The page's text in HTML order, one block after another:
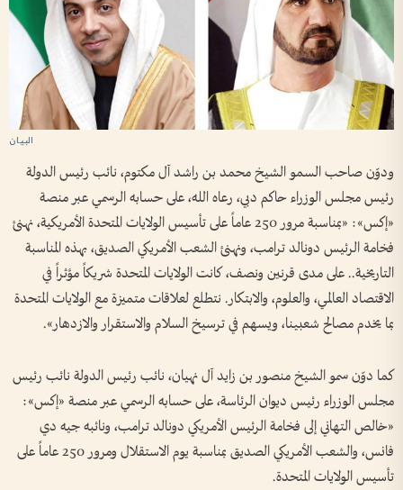
ودوّن صاحب السمو الشيخ محمد بن راشد آل مكتوم، نائب رئيس الدولة
رئيس مجلس الوزراء حاكم دبي، رعاه الله، على حسابه الرسمي عبر منصة
«إكس»: «بمناسبة مرور 250 عاماً على تأسيس الولايات المتحدة الأمريكية، نهنئ
فخامة الرئيس دونالد ترامب، ونهنئ الشعب الأمريكي الصديق، بهذه المناسبة
التاريخية.. على مدى قرنين ونصف، كانت الولايات المتحدة شريكاً مؤثراً في
الاقتصاد العالمي، والعلوم، والابتكار. نتطلع لعلاقات متميزة مع الولايات المتحدة
بما يخدم مصالح شعبينا، ويسهم في ترسيخ السلام والاستقرار والازدهار».
كما دوّن سمو الشيخ منصور بن زايد آل نهيان، نائب رئيس الدولة نائب رئيس
مجلس الوزراء رئيس ديوان الرئاسة، على حسابه الرسمي عبر منصة «إكس»:
«خالص التهاني إلى فخامة الرئيس الأمريكي دونالد ترامب، ونائبه جيه دي
فانس، والشعب الأمريكي الصديق بمناسبة يوم الاستقلال ومرور 250 عاماً على
تأسيس الولايات المتحدة.